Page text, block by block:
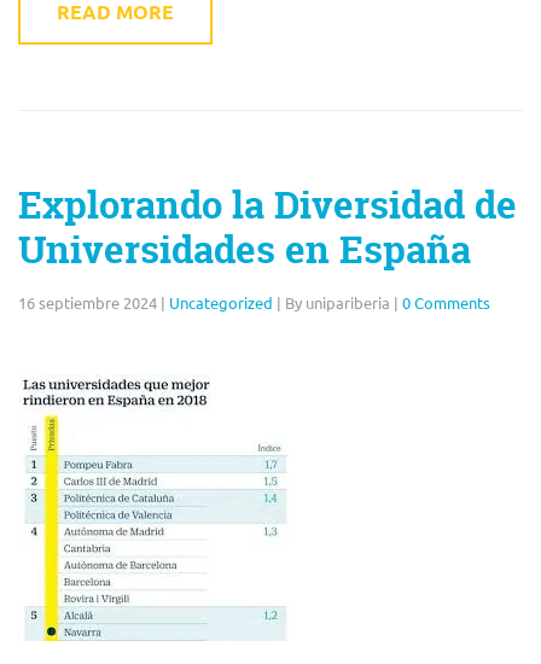
READ MORE
Explorando la Diversidad de
Universidades en España
16 septiembre 2024 | Uncategorized | By unipariberia | 0 Comments